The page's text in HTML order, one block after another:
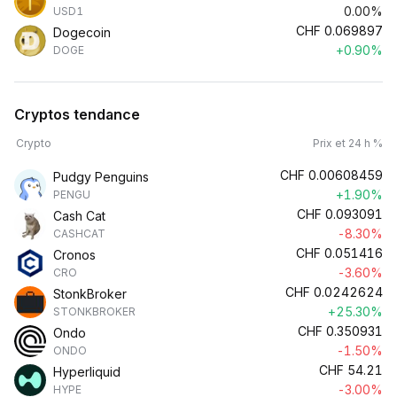
USD1
0.00%
Dogecoin
DOGE
CHF 0.069897
+0.90%
Cryptos tendance
Crypto Prix et 24 h %
Pudgy Penguins
PENGU
CHF 0.00608459
+1.90%
Cash Cat
CASHCAT
CHF 0.093091
-8.30%
Cronos
CRO
CHF 0.051416
-3.60%
StonkBroker
STONKBROKER
CHF 0.0242624
+25.30%
Ondo
ONDO
CHF 0.350931
-1.50%
Hyperliquid
HYPE
CHF 54.21
-3.00%